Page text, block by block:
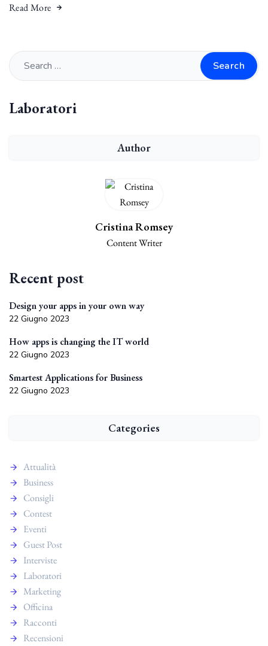
Read More
Search
Laboratori
Author
Cristina Romsey
Content Writer
Recent post
Design your apps in your own way
22 Giugno 2023
How apps is changing the IT world
22 Giugno 2023
Smartest Applications for Business
22 Giugno 2023
Categories
Attualità
Business
Consigli
Contest
Eventi
Guest Post
Interviste
Laboratori
Marketing
Officina
Racconti
Recensioni